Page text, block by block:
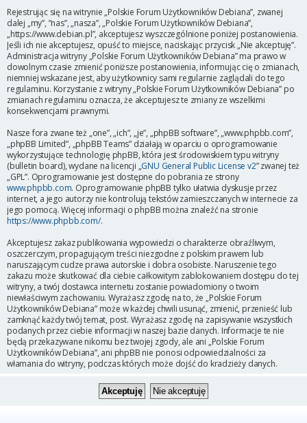
j
Rejestrując się na witrynie „Polskie Forum Użytkowników Debiana”, zwanej
dalej „my”, ”nas”, „nasza”, „Polskie Forum Użytkowników Debiana”,
„https://www.debian.pl”, akceptujesz wyszczególnione poniżej postanowienia.
Jeśli ich nie akceptujesz, opuść to miejsce, naciskając przycisk „Nie akceptuję”.
Administracja witryny „Polskie Forum Użytkowników Debiana” ma prawo w
dowolnym czasie zmienić poniższe postanowienia, informując cię o zmianach,
niemniej wskazane jest, aby użytkownicy sami regularnie zaglądali do tego
regulaminu. Korzystanie z witryny „Polskie Forum Użytkowników Debiana” po
zmianach regulaminu oznacza, że akceptujesz te zmiany ze wszelkimi
konsekwencjami prawnymi.
Nasze fora zwane też „one”, „ich”, „je”, „phpBB software”, „www.phpbb.com”,
„phpBB Limited”, „phpBB Teams” działają w oparciu o oprogramowanie
wykorzystujące technologię phpBB, która jest środowiskiem typu witryny
(bulletin board), wydane na licencji „GNU General Public License v2” zwanej też
„GPL”. Oprogramowanie jest dostępne do pobrania ze strony
www.phpbb.com. Oprogramowanie phpBB tylko ułatwia dyskusje przez
internet, a jego autorzy nie kontrolują tekstów zamieszczanych w internecie za
jego pomocą. Więcej informacji o phpBB można znaleźć na stronie
https://www.phpbb.com/.
Akceptujesz zakaz publikowania wypowiedzi o charakterze obraźliwym,
oszczerczym, propagującym treści niezgodne z polskim prawem lub
naruszającym cudze prawa autorskie i dobra osobiste. Naruszenie tego
zakazu może skutkować dla ciebie całkowitym zablokowaniem dostępu do tej
witryny, a twój dostawca internetu zostanie powiadomiony o twoim
niewłaściwym zachowaniu. Wyrażasz zgodę na to, że „Polskie Forum
Użytkowników Debiana” może w każdej chwili usunąć, zmienić, przenieść lub
zamknąć każdy twój temat, post. Wyrażasz zgodę na zapisywanie wszystkich
podanych przez ciebie informacji w naszej bazie danych. Informacje te nie
będą przekazywane nikomu bez twojej zgody, ale ani „Polskie Forum
Użytkowników Debiana”, ani phpBB nie ponosi odpowiedzialności za
włamania do witryny, podczas których może dojść do kradzieży danych.